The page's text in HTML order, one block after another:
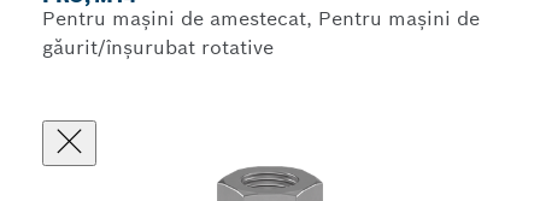
Pentru mașini de amestecat, Pentru mașini de
găurit/înșurubat rotative